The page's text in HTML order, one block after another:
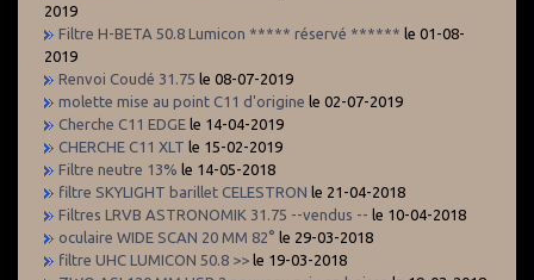
2019
Filtre H-BETA 50.8 Lumicon ***** réservé ****** le 01-08-
2019
Renvoi Coudé 31.75 le 08-07-2019
molette mise au point C11 d'origine le 02-07-2019
Cherche C11 EDGE le 14-04-2019
CHERCHE C11 XLT le 15-02-2019
Filtre neutre 13% le 14-05-2018
filtre SKYLIGHT barillet CELESTRON le 21-04-2018
Filtres LRVB ASTRONOMIK 31.75 --vendus -- le 10-04-2018
oculaire WIDE SCAN 20 MM 82° le 29-03-2018
filtre UHC LUMICON 50.8 >> le 19-03-2018